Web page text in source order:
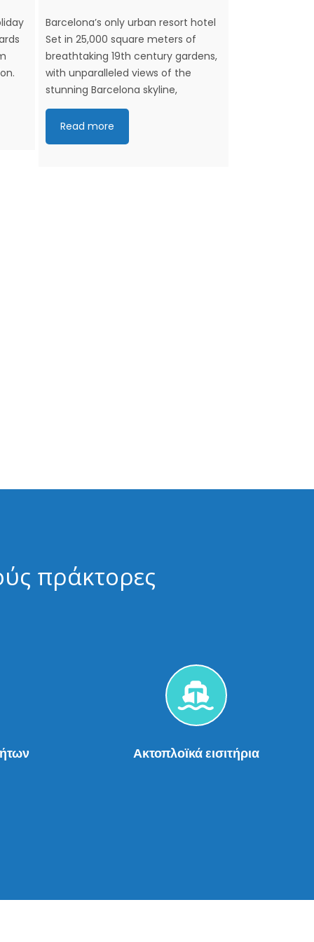
Barcelona’s only urban resort hotel
Set in 25,000 square meters of
breathtaking 19th century gardens,
with unparalleled views of the
stunning Barcelona skyline,
Read more
πράκτορες
Ακτοπλοϊκά εισιτήρια